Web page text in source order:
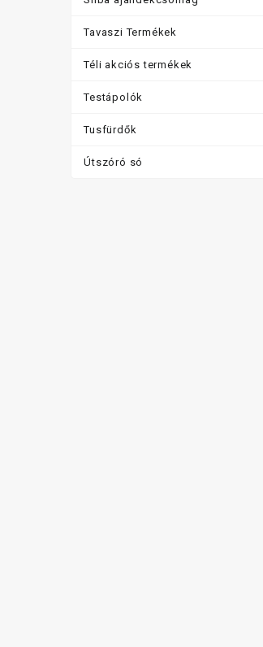
Tavaszi Termékek
Téli akciós termékek
Testápolók
Tusfürdők
Útszóró só